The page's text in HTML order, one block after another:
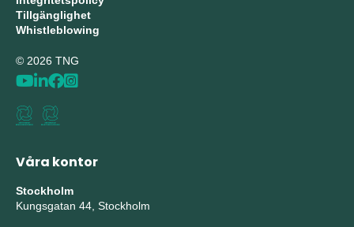
Tillgänglighet
Whistleblowing
© 2026 TNG
Våra kontor
Stockholm
Kungsgatan 44, Stockholm